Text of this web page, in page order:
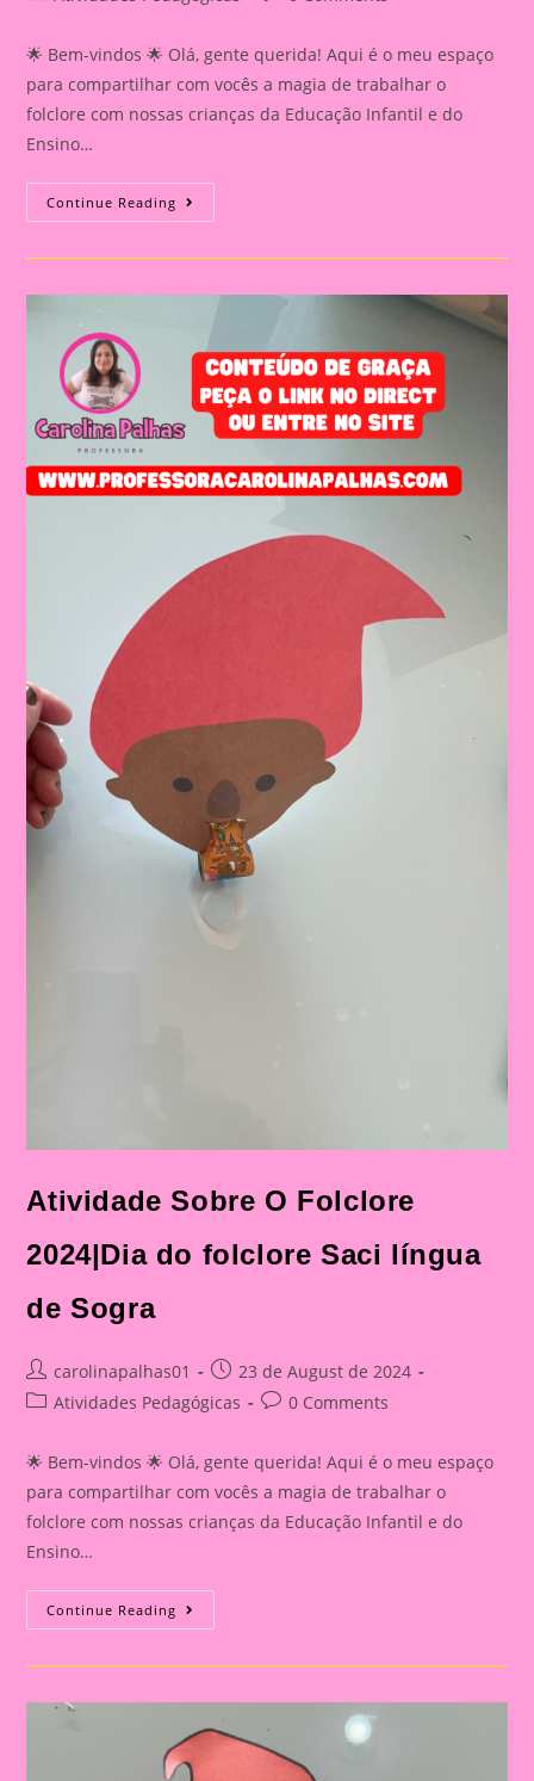
🌟 Bem-vindos 🌟 Olá, gente querida! Aqui é o meu espaço
para compartilhar com vocês a magia de trabalhar o
folclore com nossas crianças da Educação Infantil e do
Ensino…
Continue Reading Dia
Do
Dia
2024|
Atividade Sobre O Folclore
2024|Dia do folclore Saci língua
de Sogra
Post
author:
carolinapalhas01
Post
published:
23 de August de 2024
PostAtividades Pedagógicas
Post0 Comments
🌟 Bem-vindos 🌟 Olá, gente querida! Aqui é o meu espaço
para compartilhar com vocês a magia de trabalhar o
folclore com nossas crianças da Educação Infantil e do
Ensino…
Continue Reading Atividade
Sobre
Folclore
Folclore
Saci
Língua
De